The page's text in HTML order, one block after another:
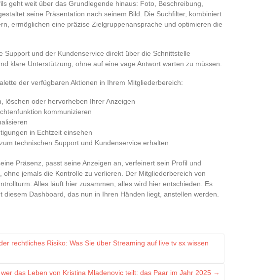
geht weit über das Grundlegende hinaus: Foto, Beschreibung,
seine Präsentation nach seinem Bild. Die Suchfilter, kombiniert
ermöglichen eine präzise Zielgruppenansprache und optimieren die
Support und der Kundenservice direkt über die Schnittstelle
klare Unterstützung, ohne auf eine vage Antwort warten zu müssen.
der verfügbaren Aktionen in Ihrem Mitgliederbereich:
löschen oder hervorheben Ihrer Anzeigen
kommunizieren
in Echtzeit einsehen
technischen Support und Kundenservice erhalten
Präsenz, passt seine Anzeigen an, verfeinert sein Profil und
ohne jemals die Kontrolle zu verlieren. Der Mitgliederbereich von
Alles läuft hier zusammen, alles wird hier entschieden. Es
diesem Dashboard, das nun in Ihren Händen liegt, anstellen werden.
rechtliches Risiko: Was Sie über Streaming auf live tv sx wissen
das Leben von Kristina Mladenovic teilt: das Paar im Jahr 2025 →